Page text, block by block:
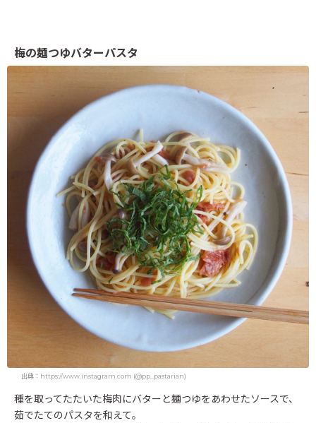
梅の麺つゆバターパスタ
出典：https://www.instagram.com (@pp_pastarian)
種を取ってたたいた梅肉にバターと麺つゆをあわせたソースで、
茹でたてのパスタを和えて。